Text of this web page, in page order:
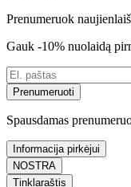
Prenumeruok
Gauk -10% nuolaidą
Prenumeruoti
Spausdamas
Informacija pirkėjui
NOSTRA
Tinklaraštis